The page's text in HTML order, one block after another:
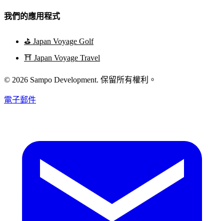
我們的應用程式
⛳ Japan Voyage Golf
⛩️ Japan Voyage Travel
© 2026 Sampo Development. 保留所有權利。
電子郵件